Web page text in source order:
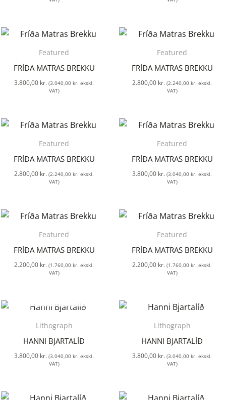
Featured
FRÍÐA MATRAS BREKKU
3.800,00 kr. (3.040,00 kr. ekskl.
VAT)
Featured
FRÍÐA MATRAS BREKKU
2.800,00 kr. (2.240,00 kr. ekskl.
VAT)
Featured
FRÍÐA MATRAS BREKKU
2.800,00 kr. (2.240,00 kr. ekskl.
VAT)
Featured
FRÍÐA MATRAS BREKKU
3.800,00 kr. (3.040,00 kr. ekskl.
VAT)
Featured
FRÍÐA MATRAS BREKKU
2.200,00 kr. (1.760,00 kr. ekskl.
VAT)
Featured
FRÍÐA MATRAS BREKKU
2.200,00 kr. (1.760,00 kr. ekskl.
VAT)
Lithograph
HANNI BJARTALÍÐ
3.800,00 kr. (3.040,00 kr. ekskl.
VAT)
Lithograph
HANNI BJARTALÍÐ
3.800,00 kr. (3.040,00 kr. ekskl.
VAT)